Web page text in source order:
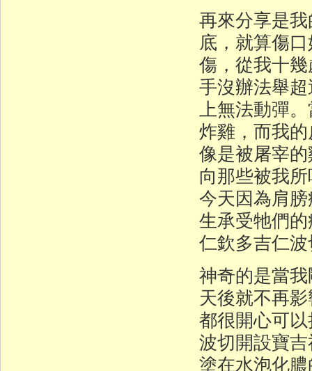
再來分享是
底，就算傷
傷，從我十
手沒辦法舉
上無法動彈
炸雞，而我
像是被屠宰
向那些被我
今天因為肩
生承受牠們
仁欽多吉仁
神奇的是當
天後就不再
都很開心可
波切開設寶
塗在水泡化